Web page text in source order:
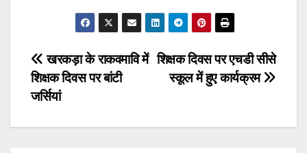
Post
navigation
शिक्षक दिवस पर एचडी सीसे
स्कूल में हुए कार्यक्रम
खरकड़ा के राकवमावि में
शिक्षक दिवस पर बांटी
जर्सियां